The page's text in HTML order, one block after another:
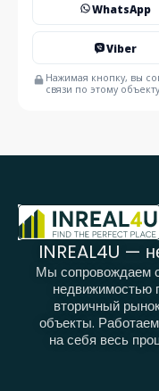
WhatsApp
Viber
Нажимая кнопку, вы
связи по этому
INREAL4U —
Мы сопровождаем
недвижимостью
вторичный
объекты.
на себя весь